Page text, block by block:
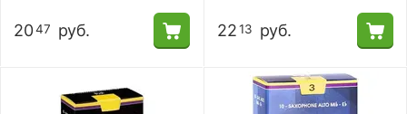
2047 руб. 2213 руб.